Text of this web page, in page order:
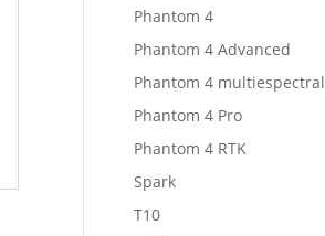
Phantom 4
Phantom 4 Advanced
Phantom 4 multiespectral
Phantom 4 Pro
Phantom 4 RTK
Spark
T10